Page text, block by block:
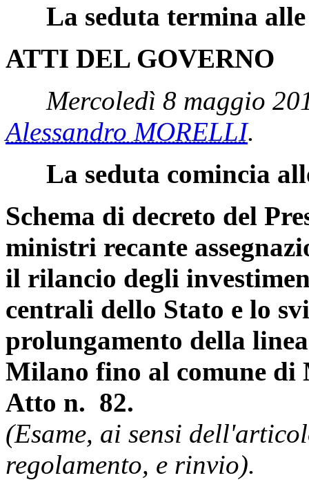
La seduta termina
ATTI DEL GOVERNO
Mercoledì 8 maggio
Alessandro MORELLI.
La seduta comincia
Schema di decreto del
ministri recante
il rilancio degli
centrali dello Stato e lo
prolungamento della
Milano fino al comune di
Atto n. 82.
(Esame, ai sensi
regolamento, e rinvio).